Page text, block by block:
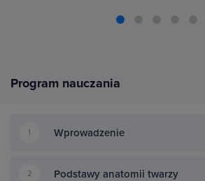
Program nauczania
1 Wprowadzenie
2 Podstawy anatomii twarzy